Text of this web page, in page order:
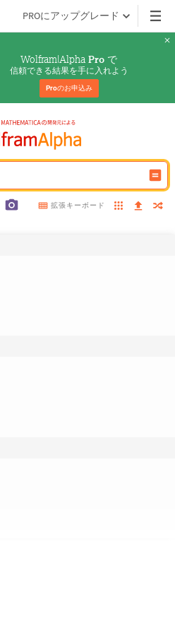
PROにアップグレード
Wolfram|Alpha Pro で
信頼できる結果を手に入れよう
Proのお申込み
拡張キーボード